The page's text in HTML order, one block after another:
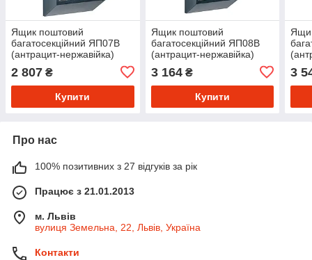
Ящик поштовий
багатосекційний ЯП07B
(антрацит-нержавійка)
2 807 ₴
Купити
Ящик поштовий
багатосекційний ЯП08B
(антрацит-нержавійка)
3 164₴
Купити
3
Про нас
100% позитивних з 27 відгуків за рік
Працює з 21.01.2013
м. Львів
вулиця Земельна, 22, Львів, Україна
Контакти